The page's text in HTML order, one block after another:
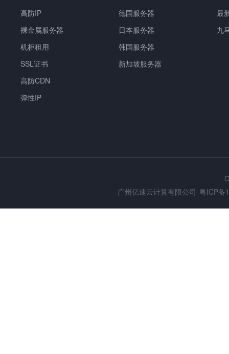
高防IP
裸金属服务器
机柜租用
SSL证书
高防CDN
弹性IP
德国服务器
日本服务器
韩国服务器
新加坡服务器
最
九
广州亿速云计算有限公司 粤ICP备